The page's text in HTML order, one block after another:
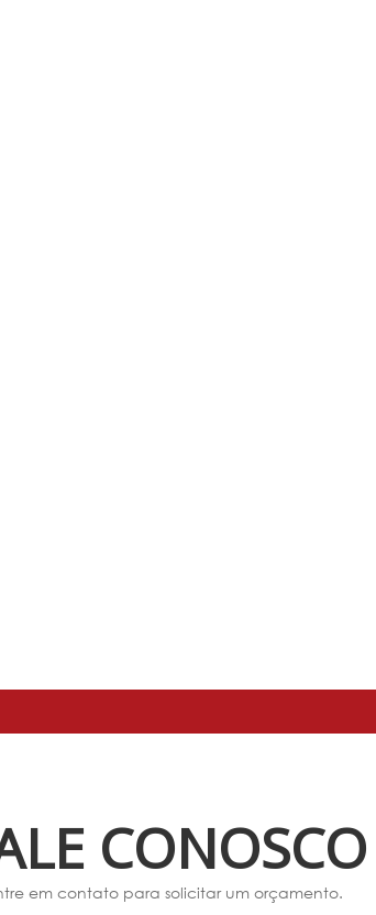
CONOSCO
em contato para solicitar um orçamento.